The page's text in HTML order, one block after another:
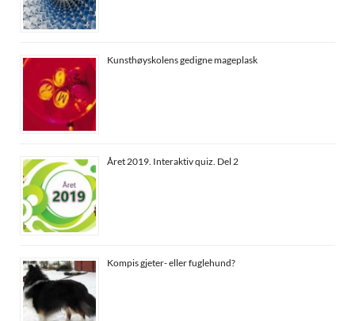
Kunsthøyskolens gedigne mageplask
Året 2019. Interaktiv quiz. Del 2
Kompis gjeter- eller fuglehund?